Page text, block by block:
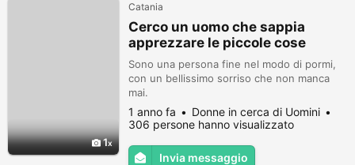
1
Catania
Cerco un uomo che sappia
apprezzare le piccole cose
Sono una persona fine nel modo di pormi,
con un bellissimo sorriso che non manca
mai.
1 anno fa
Donne in cerca di Uomini
306 persone hanno visualizzato
Invia messaggio